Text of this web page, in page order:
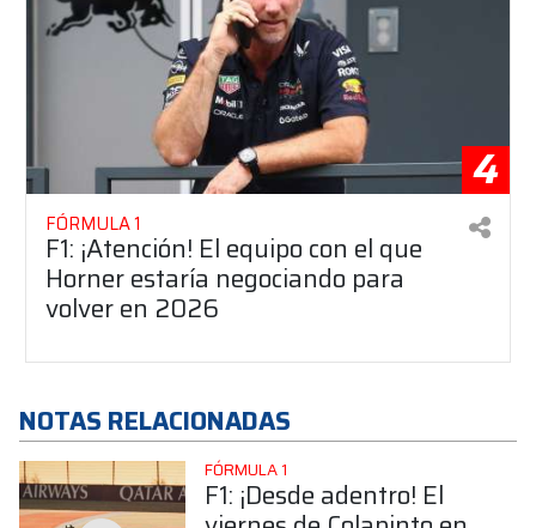
4
FÓRMULA 1
F1: ¡Atención! El equipo con el que
Horner estaría negociando para
volver en 2026
NOTAS RELACIONADAS
FÓRMULA 1
F1: ¡Desde adentro! El